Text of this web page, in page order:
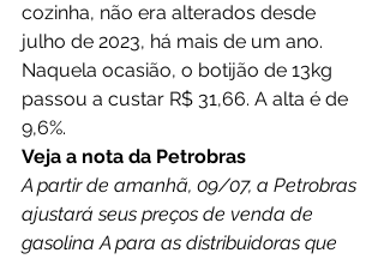
cozinha, não era alterados desde
julho de 2023, há mais de um ano.
Naquela ocasião, o botijão de 13kg
passou a custar R$ 31,66. A alta é de
9,6%.
Veja a nota da Petrobras
A partir de amanhã, 09/07, a Petrobras
ajustará seus preços de venda de
gasolina A para as distribuidoras que